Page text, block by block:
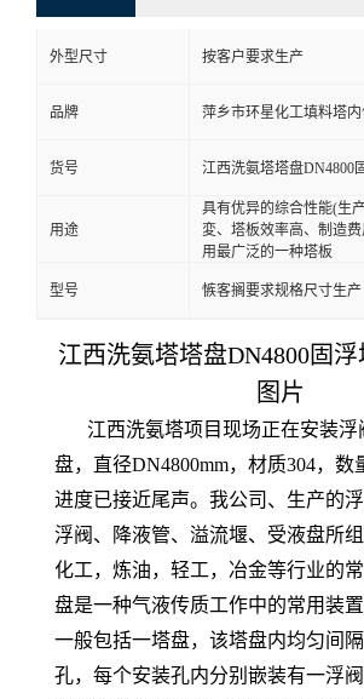
外型尺寸 按客户要求生产
品牌 萍乡市环星化工填料塔内
货号 江西洗氨塔塔盘DN4800
用途
具有优异的综合性能(生
変、塔板效率高、制造
用最广泛的一种塔板
型号 愱客搁要求规格尺寸生产
江西洗氨塔塔盘DN4800固
图片
江西洗氨塔项目现场正在安装
盘，直径DN4800mm，材质304，数
进度已接近尾声。我公司、生产的浮
浮阀、降液管、溢流堰、受液盘所
化工，炼油，轻工，冶金等行业的
盘是一种气液传质工作中的常用装
一般包括一塔盘，该塔盘内均匀间
孔，每个安装孔内分别嵌装有一浮